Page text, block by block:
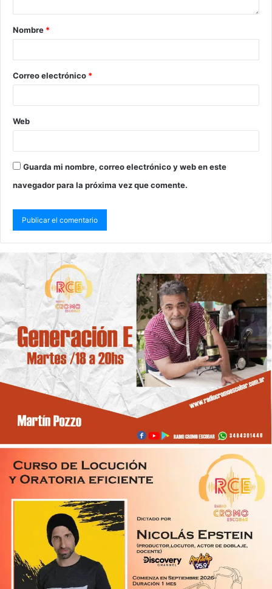
Nombre *
Correo electrónico *
Web
Guarda mi nombre, correo electrónico y web en este
navegador para la próxima vez que comente.